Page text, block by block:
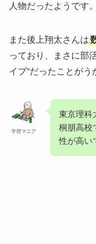
人物だったようです。
また後上翔太さんは
っており、まさに部
イプ”だったことがう
学歴マニア
東京理科
桐朋高校
性が高い